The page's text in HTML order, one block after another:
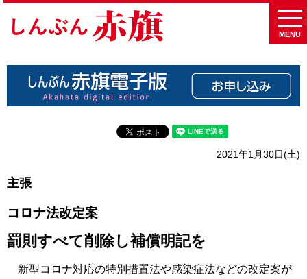
MENU
2021年1月30日(土)
主張
コロナ法改定案
罰則すべて削除し補償明記を
新型コロナ対応の特別措置法や感染症法などの改定案が